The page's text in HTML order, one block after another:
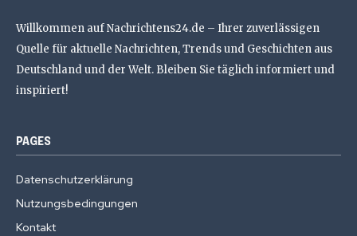
Willkommen auf Nachrichtens24.de – Ihrer zuverlässigen
Quelle für aktuelle Nachrichten, Trends und Geschichten aus
Deutschland und der Welt. Bleiben Sie täglich informiert und
inspiriert!
PAGES
Datenschutzerklärung
Nutzungsbedingungen
Kontakt